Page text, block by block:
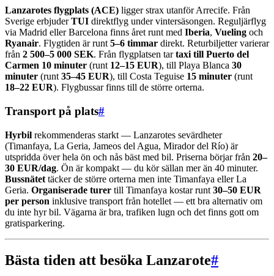
Lanzarotes flygplats (ACE) ligger strax utanför Arrecife. Från
Sverige erbjuderTUI direktflyg under vintersäsongen. Reguljärflyg
via Madrid eller Barcelona finns året runt med Iberia, Vueling och
Ryanair. Flygtiden är runt 5–6 timmar direkt. Returbiljetter varierar
från 2 500–5 000 SEK. Från flygplatsen tartaxi till Puerto del
Carmen 10 minuter (runt 12–15 EUR), till Playa Blanca 30
minuter (runt 35–45 EUR), till Costa Teguise 15 minuter (runt
18–22 EUR). Flygbussar finns till de större orterna.
Transport på plats#
Hyrbil rekommenderas starkt — Lanzarotes sevärdheter
(Timanfaya, La Geria, Jameos del Agua, Mirador del Río) är
utspridda över hela ön och nås bäst med bil. Priserna börjar från 20–
30 EUR/dag. Ön är kompakt — du kör sällan mer än 40 minuter.
Bussnätet täcker de större orterna men inte Timanfaya eller La
Geria. Organiserade turer till Timanfaya kostar runt 30–50 EUR
per person inklusive transport från hotellet — ett bra alternativ om
du inte hyr bil. Vägarna är bra, trafiken lugn och det finns gott om
gratisparkering.
Bästa tiden att besöka Lanzarote#